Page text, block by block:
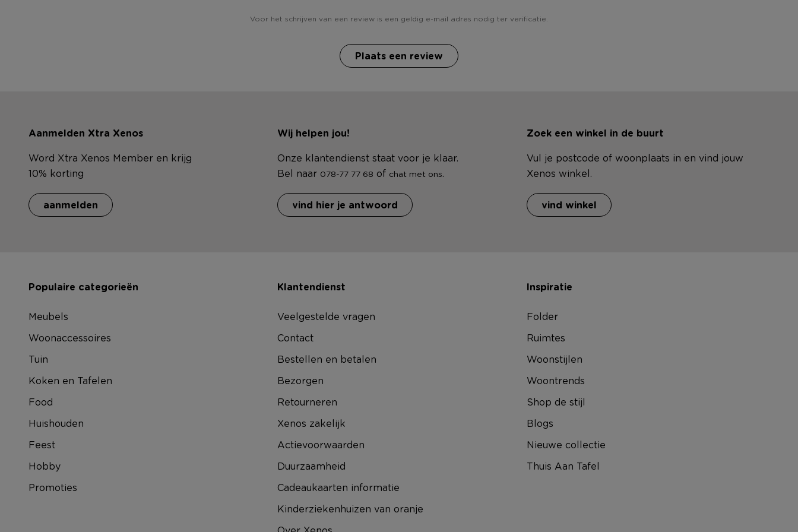
Voor het schrijven van een review is een geldig e-mail adres nodig ter verificatie.
Plaats een review
Aanmelden Xtra Xenos
Word Xtra Xenos Member en krijg
10% korting
aanmelden
Wij helpen jou!
Onze klantendienst staat voor je klaar.
Bel naar 078-77 77 68 of chat met ons.
vind hier je antwoord
Zoek een winkel in de buurt
Vul je postcode of woonplaats in en vind jouw
Xenos winkel.
vind winkel
Populaire categorieën
Meubels
Woonaccessoires
Tuin
Koken en Tafelen
Food
Huishouden
Feest
Hobby
Promoties
Klantendienst
Veelgestelde vragen
Contact
Bestellen en betalen
Bezorgen
Retourneren
Xenos zakelijk
Actievoorwaarden
Duurzaamheid
Cadeaukaarten informatie
Kinderziekenhuizen van oranje
Inspiratie
Folder
Ruimtes
Woonstijlen
Woontrends
Shop de stijl
Blogs
Nieuwe collectie
Thuis Aan Tafel